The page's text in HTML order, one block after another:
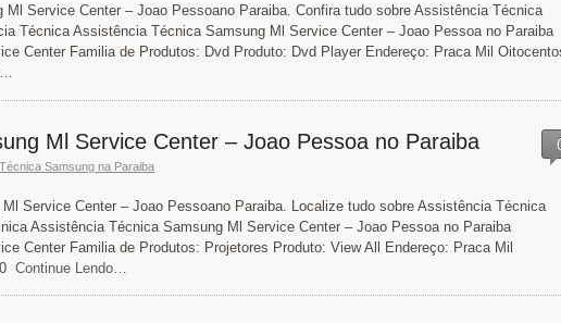
Service Center – Joao Pessoano Paraiba. Confira tudo sobre Assistência Técnica
Técnica Assistência Técnica Samsung Ml Service Center – Joao Pessoa no Paraiba
Center Familia de Produtos: Dvd Produto: Dvd Player Endereço: Praca Mil
Ml Service Center – Joao Pessoa no Paraiba
Samsung na Paraiba
Service Center – Joao Pessoano Paraiba. Localize tudo sobre Assistência Técnica
Assistência Técnica Samsung Ml Service Center – Joao Pessoa no Paraiba
Center Familia de Produtos: Projetores Produto: View All Endereço: Praca Mil
Continue Lendo…